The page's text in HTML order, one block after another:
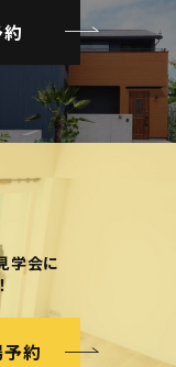
学会に
約